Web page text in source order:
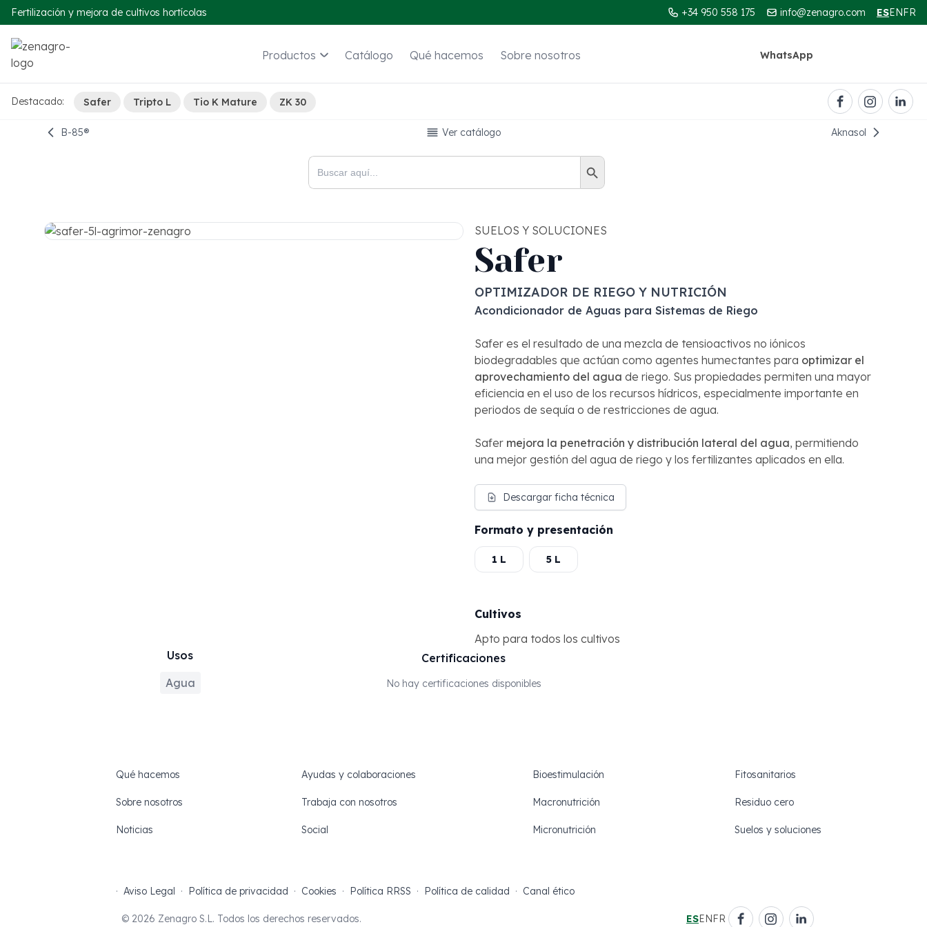
Fertilización y mejora de cultivos hortícolas +34 950 558 175 info@zenagro.com ESENFR
Productos Catálogo Qué hacemos Sobre nosotros WhatsApp
Destacado: Safer Tripto L Tio K Mature ZK 30
B-85®️ Ver catálogo Aknasol
Buscar: Botón de búsqueda
SUELOS Y SOLUCIONES
Safer
OPTIMIZADOR DE RIEGO Y NUTRICIÓN
Acondicionador de Aguas para Sistemas de Riego
Safer es el resultado de una mezcla de tensioactivos no iónicos
biodegradables que actúan como agentes humectantes para optimizar el
aprovechamiento del agua de riego. Sus propiedades permiten una mayor
eficiencia en el uso de los recursos hídricos, especialmente importante en
periodos de sequía o de restricciones de agua.
Safer mejora la penetración y distribución lateral del agua, permitiendo
una mejor gestión del agua de riego y los fertilizantes aplicados en ella.
Descargar ficha técnica
Formato y presentación
1 L 5 L
Cultivos
Apto para todos los cultivos
Usos
Agua
Certificaciones
No hay certificaciones disponibles
Qué hacemos
Sobre nosotros
Noticias
Ayudas y colaboraciones
Trabaja con nosotros
Social
Bioestimulación
Macronutrición
Micronutrición
Fitosanitarios
Residuo cero
Suelos y soluciones
· Aviso Legal · Política de privacidad · Cookies · Política RRSS · Política de calidad · Canal ético
© 2026 Zenagro S.L. Todos los derechos reservados. ESENFR